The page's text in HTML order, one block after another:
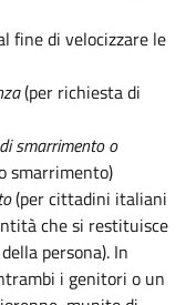
fine di velocizzare le
(per richiesta di
smarrimento o
smarrimento)
(per cittadini italiani
che si restituisce
persona). In
i genitori o un